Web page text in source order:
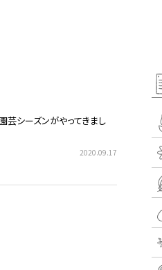
芸シーズンがやってきまし
2020.09.17